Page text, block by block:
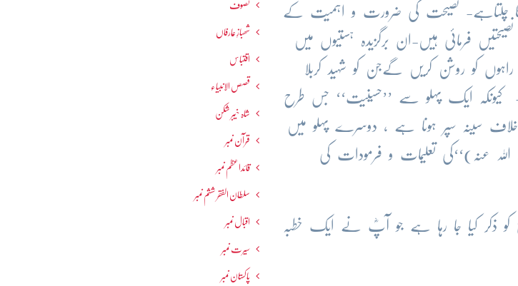
چلتاہے- نصیحت کی ضرورت و اہمیت کے
فرمائی ہیں-ان برگزیدہ ہستیوں میں
کو روشن کریں گےجن کو شہید کربلا
ایک پہلو سے ’’حسینیت‘‘ جس طرح
سینہ سپر ہونا ہے ، دوسرے پہلو میں
عنہ)‘‘کی تعلیمات و فرمودات کی
ذکر کیا جا رہا ہے جو آپؓ نے ایک خطبہ
تصوف
شھبازِ عارفاں
اقتباس
قصص الانبیاء
شاہ خیبر شکن
قرآن نمبر
قائداعظم نمبر
سلطان الفقر ششم نمبر
اقبال نمبر
سیرت نمبر
پاکستان نمبر